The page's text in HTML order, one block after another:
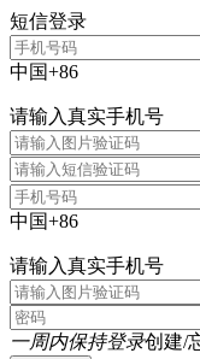
短信登录
中国+86
请输入真实手机号
中国+86
请输入真实手机号
一周内保持登录创建/